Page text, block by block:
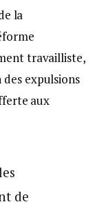
la
travailliste,
expulsions
aux
de